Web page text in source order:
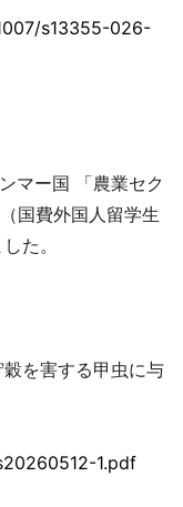
s13355-026-
マー国 「農業セク
国費外国人留学生
た。
を害する甲虫に与
1.pdf